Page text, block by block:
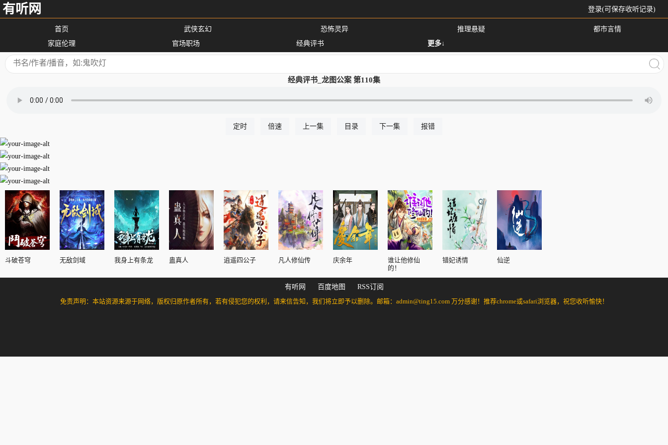
有听网 登录(可保存收听记录)
首页 武侠玄幻 恐怖灵异 推理悬疑
都市言情
家庭伦理
官场职场 经典评书 更多↓
经典评书_龙图公案 第110集
定时 倍速 上一集 目录 下一集 报错
斗破苍穹 无敌剑域 我身上有条龙 蛊真人 逍遥四公子 凡人修仙传 庆余年
谁让他修仙
的！
错妃诱情 仙逆
有听网 百度地图
RSS订阅
免责声明：本站资源来源于网络，版权归原作者所有，若有侵犯您的权利，请来信告知，我们将立即予以删除。邮箱：admin@ting15.com 万分感谢！推荐chrome或safari浏览器，祝您收听愉快！